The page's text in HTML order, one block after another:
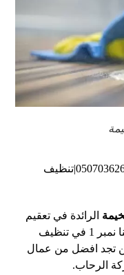
شركة تعقيم منازل في راس الخيمة |0507036261|تنظيف
الرائدة في تعقيم
وتنظيف المنازل والفلل بالبخار فشركتنا نمبر 1 في تنظيف
تجد افضل من عمال
الرحاب.